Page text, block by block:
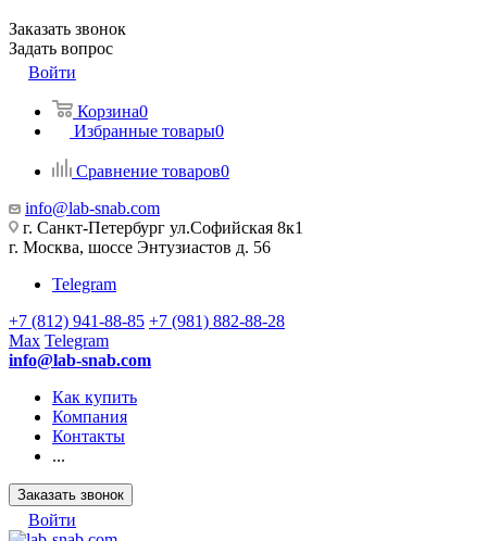
Заказать звонок
Задать вопрос
Войти
Корзина0
Избранные товары0
Сравнение товаров0
info@lab-snab.com
г. Санкт-Петербург ул.Софийская 8к1
г. Москва, шоссе Энтузиастов д. 56
Telegram
+7 (812) 941-88-85 +7 (981) 882-88-28
Max Telegram
info@lab-snab.com
Как купить
Компания
Контакты
...
Заказать звонок
Войти